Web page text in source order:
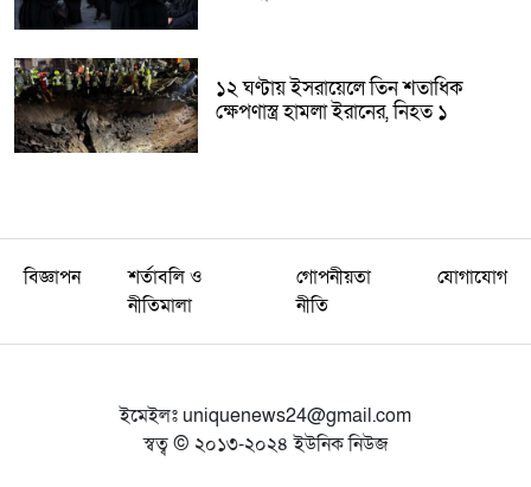
১২ ঘণ্টায় ইসরায়েলে তিন শতাধিক
ক্ষেপণাস্ত্র হামলা ইরানের, নিহত ১
বিজ্ঞাপন
শর্তাবলি ও
নীতিমালা
গোপনীয়তা
নীতি
যোগাযোগ
ইমেইলঃ uniquenews24@gmail.com
স্বত্ব © ২০১৩-২০২৪ ইউনিক নিউজ